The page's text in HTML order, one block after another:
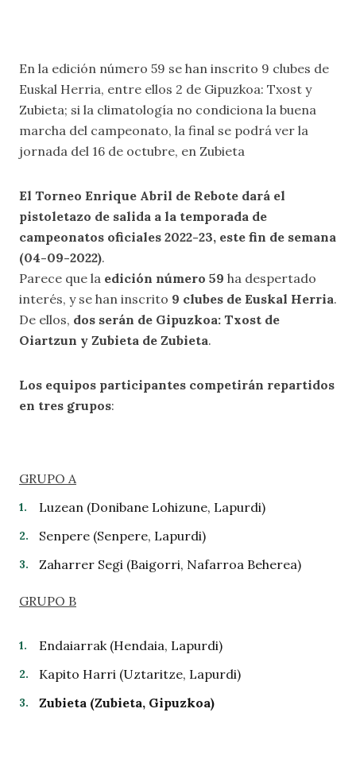
En la edición número 59 se han inscrito 9 clubes de
Euskal Herria, entre ellos 2 de Gipuzkoa: Txost y
Zubieta; si la climatología no condiciona la buena
marcha del campeonato, la final se podrá ver la
jornada del 16 de octubre, en Zubieta
El Torneo Enrique Abril de Rebote dará el
pistoletazo de salida a la temporada de
campeonatos oficiales 2022-23, este fin de semana
(04-09-2022).
Parece que la edición número 59 ha despertado
interés, y se han inscrito 9 clubes de Euskal Herria.
De ellos, dos serán de Gipuzkoa: Txost de
Oiartzun y Zubieta de Zubieta.
Los equipos participantes competirán repartidos
en tres grupos:
GRUPO A
Luzean (Donibane Lohizune, Lapurdi)
Senpere (Senpere, Lapurdi)
Zaharrer Segi (Baigorri, Nafarroa Beherea)
GRUPO B
Endaiarrak (Hendaia, Lapurdi)
Kapito Harri (Uztaritze, Lapurdi)
Zubieta (Zubieta, Gipuzkoa)